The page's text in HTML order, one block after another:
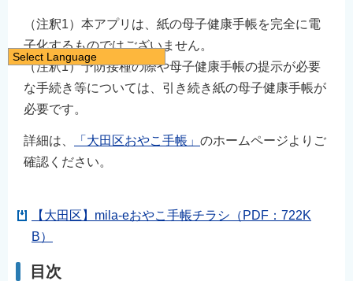
（注釈1）本アプリは、紙の母子健康手帳を完全に電
子化するものではございません。
（注釈1）予防接種の際や母子健康手帳の提示が必要
な手続き等については、引き続き紙の母子健康手帳が
必要です。
詳細は、 「大田区おやこ手帳」 のホームページよりご
確認ください。
【大田区】mila-eおやこ手帳チラシ（PDF：722K
B）
目次
Select Language
日本語
English
繁體中文
Filipino